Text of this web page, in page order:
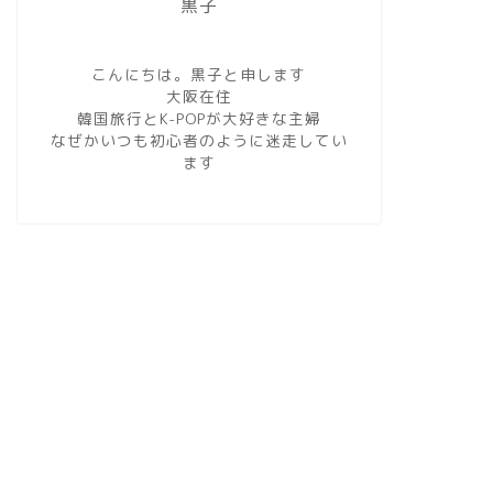
黒子
こんにちは。黒子と申します
大阪在住
韓国旅行とK-POPが大好きな主婦
なぜかいつも初心者のように迷走してい
ます